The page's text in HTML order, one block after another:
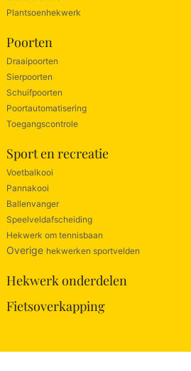
Plantsoenhekwerk
Poorten
Draaipoorten
Sierpoorten
Schuifpoorten
Poortautomatisering
Toegangscontrole
Sport en recreatie
Voetbalkooi
Pannakooi
Ballenvanger
Speelveldafscheiding
Hekwerk om tennisbaan
Overige hekwerken sportvelden
Hekwerk onderdelen
Fietsoverkapping